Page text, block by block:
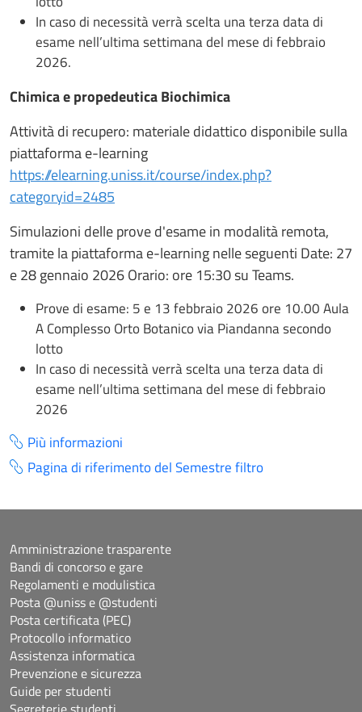
In caso di necessità verrà scelta una terza data di
esame nell’ultima settimana del mese di febbraio
2026.
Chimica e propedeutica Biochimica
Attività di recupero: materiale didattico disponibile sulla
piattaforma e-learning
https://elearning.uniss.it/course/index.php?
categoryid=2485
Simulazioni delle prove d'esame in modalità remota,
tramite la piattaforma e-learning nelle seguenti Date: 27
e 28 gennaio 2026 Orario: ore 15:30 su Teams.
Prove di esame: 5 e 13 febbraio 2026 ore 10.00 Aula
A Complesso Orto Botanico via Piandanna secondo
lotto
In caso di necessità verrà scelta una terza data di
esame nell’ultima settimana del mese di febbraio
2026
Più informazioni
Pagina di riferimento del Semestre filtro
Amministrazione trasparente
Bandi di concorso e gare
Regolamenti e modulistica
Posta @uniss e @studenti
Posta certificata (PEC)
Protocollo informatico
Assistenza informatica
Prevenzione e sicurezza
Guide per studenti